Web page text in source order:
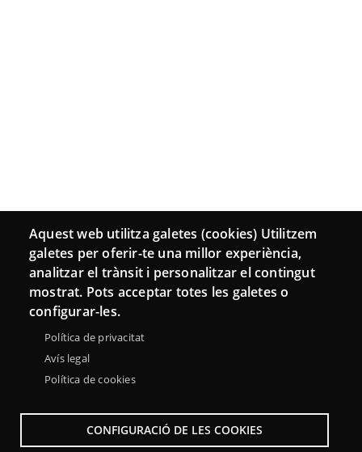
Aquest web utilitza galetes (cookies) Utilitzem
galetes per oferir-te una millor experiència,
analitzar el trànsit i personalitzar el contingut
mostrat. Pots acceptar totes les galetes o
configurar-les.
Política de privacitat
Avís legal
Política de cookies
CONFIGURACIÓ DE LES COOKIES